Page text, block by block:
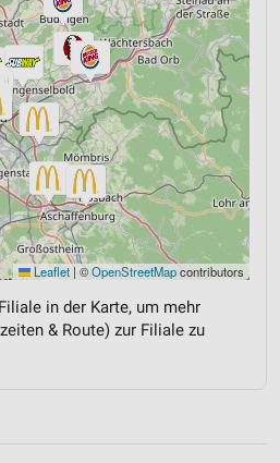
Leaflet | ©OpenStreetMapcontributors
in der Karte, um mehr
& Route) zur Filiale zu